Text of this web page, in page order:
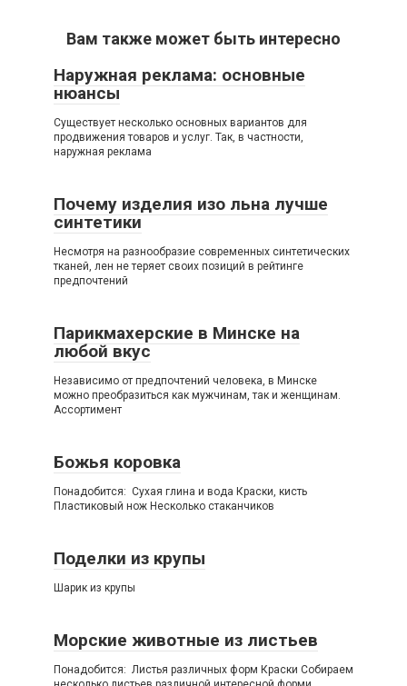
Вам также может быть интересно
Наружная реклама: основные
нюансы
Существует несколько основных вариантов для
продвижения товаров и услуг. Так, в частности,
наружная реклама
Почему изделия изо льна лучше
синтетики
Несмотря на разнообразие современных синтетических
тканей, лен не теряет своих позиций в рейтинге
предпочтений
Парикмахерские в Минске на
любой вкус
Независимо от предпочтений человека, в Минске
можно преобразиться как мужчинам, так и женщинам.
Ассортимент
Божья коровка
Понадобится: Сухая глина и вода Краски, кисть
Пластиковый нож Несколько стаканчиков
Поделки из крупы
Шарик из крупы
Морские животные из листьев
Понадобится: Листья различных форм Краски Собираем